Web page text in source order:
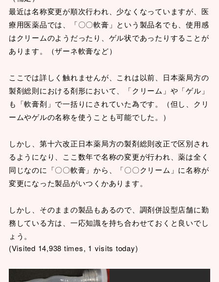
最近は名称変更が順次行われ、少なくなっていますが、医
療用医薬品では、「〇〇軟膏」という製品名でも、使用感
はクリームのようだったり、ゲル状であったりすることが
あります。（ザーネ軟膏など）
ここでは詳しく触れませんが、これは以前、日本薬局方の
製剤総則における剤形において、「クリーム」や「ゲル」
も「軟膏剤」で一括りにされていた為です。（但し、クリ
ームやゲルの名称を使うことも可能でした。）
しかし、第十六改正日本薬局方の製剤総則改正で区別され
るようになり、ここ数年で名称の変更が行われ、薬は全く
同じなのに「〇〇軟膏」から、「〇〇クリーム」に名称が
変更になった製品がいつくかあります。
しかし、そのままの製品もあるので、調剤併設型店舗に勤
務している方は、一応知識を持ち合わせておくと良いでし
ょう。
(Visited 14,938 times, 1 visits today)